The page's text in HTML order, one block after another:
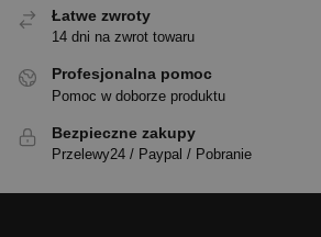
Łatwe zwroty
14 dni na zwrot towaru
Profesjonalna pomoc
Pomoc w doborze produktu
Bezpieczne zakupy
Przelewy24 / Paypal / Pobranie